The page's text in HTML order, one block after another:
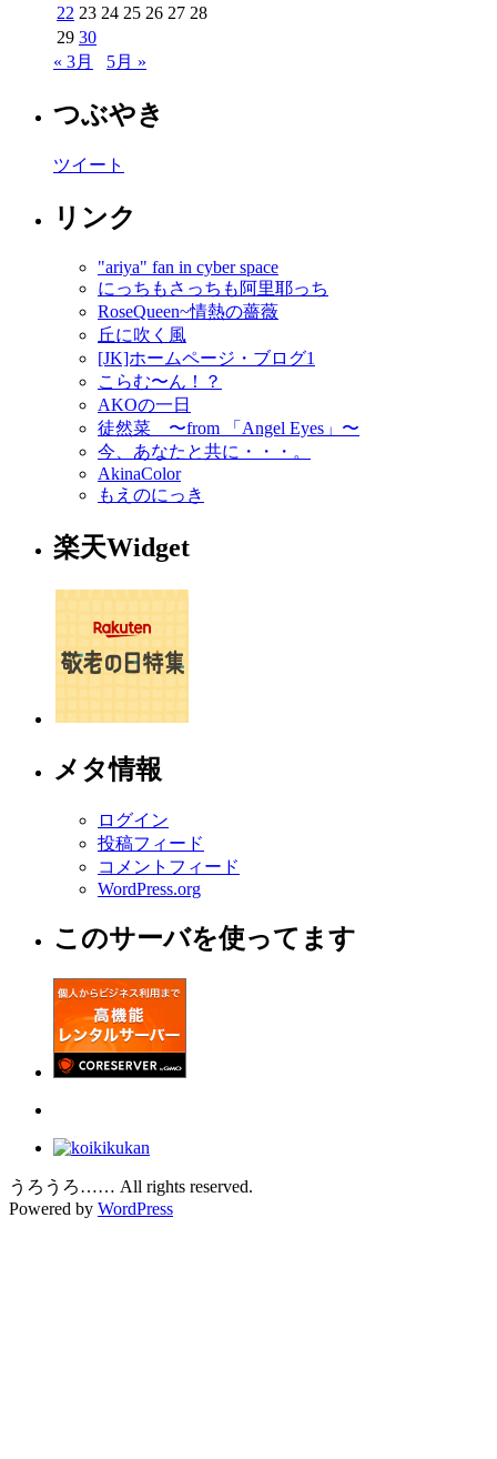
22 23 24 25 26 27 28
29 30
« 3月
5月 »
つぶやき
ツイート
リンク
"ariya" fan in cyber space
にっちもさっちも阿里耶っち
RoseQueen~情熱の薔薇
丘に吹く風
[JK]ホームページ・ブログ1
こらむ〜ん！？
AKOの一日
徒然菜 〜from 「Angel Eyes」〜
今、あなたと共に・・・。
AkinaColor
もえのにっき
楽天Widget
メタ情報
ログイン
投稿フィード
コメントフィード
WordPress.org
このサーバを使ってます
うろうろ…… All rights reserved.
Powered by WordPress